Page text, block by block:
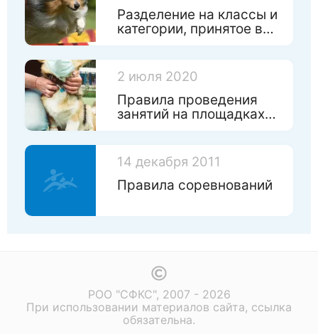
Разделение на классы и
категории, принятое в
2 июля 2020
Правила проведения
занятий на площадках
14 декабря 2011
Правила соревнований
РОО "СФКС", 2007 - 2026
При использовании материалов сайта, ссылка
обязательна.